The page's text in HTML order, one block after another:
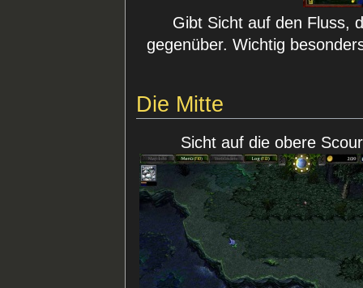
Gibt Sicht auf den Fluss,
gegenüber. Wichtig
Die Mitte
Sicht auf die obere